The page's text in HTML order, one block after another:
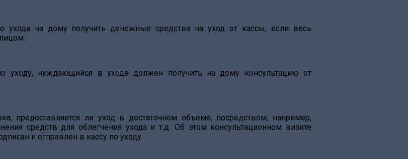
на дому получить денежные средства на уход от кассы, если весь
уходу, нуждающийся в уходе должен получить на дому консультацию от
предоставляется ли уход в достаточном объеме, посредством, например,
средств для облегчения ухода и т.д. Об этом консультационном визите
и отправлен в кассу по уходу.